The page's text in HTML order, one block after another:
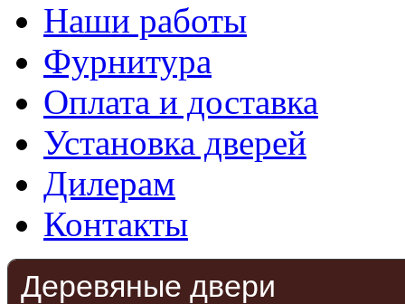
Наши работы
Фурнитура
Оплата и доставка
Установка дверей
Дилерам
Контакты
Деревяные двери